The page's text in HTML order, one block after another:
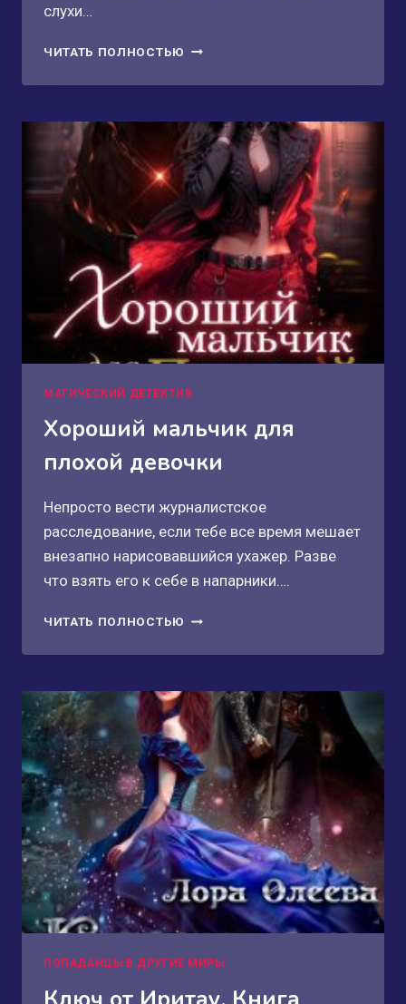
слухи…
ЧИТАТЬ ПОЛНОСТЬЮ ПЛЕНЁННЫЙ.
МАГИЧЕСКИЙ ДЕТЕКТИВ
Хороший мальчик для
плохой девочки
Непросто вести журналистское
расследование, если тебе все время мешает
внезапно нарисовавшийся ухажер. Разве
что взять его к себе в напарники….
ЧИТАТЬ ПОЛНОСТЬЮ ХОРОШИЙ
ДЛЯ
ДЕВОЧКИ
ПОПАДАНЦЫ В ДРУГИЕ МИРЫ